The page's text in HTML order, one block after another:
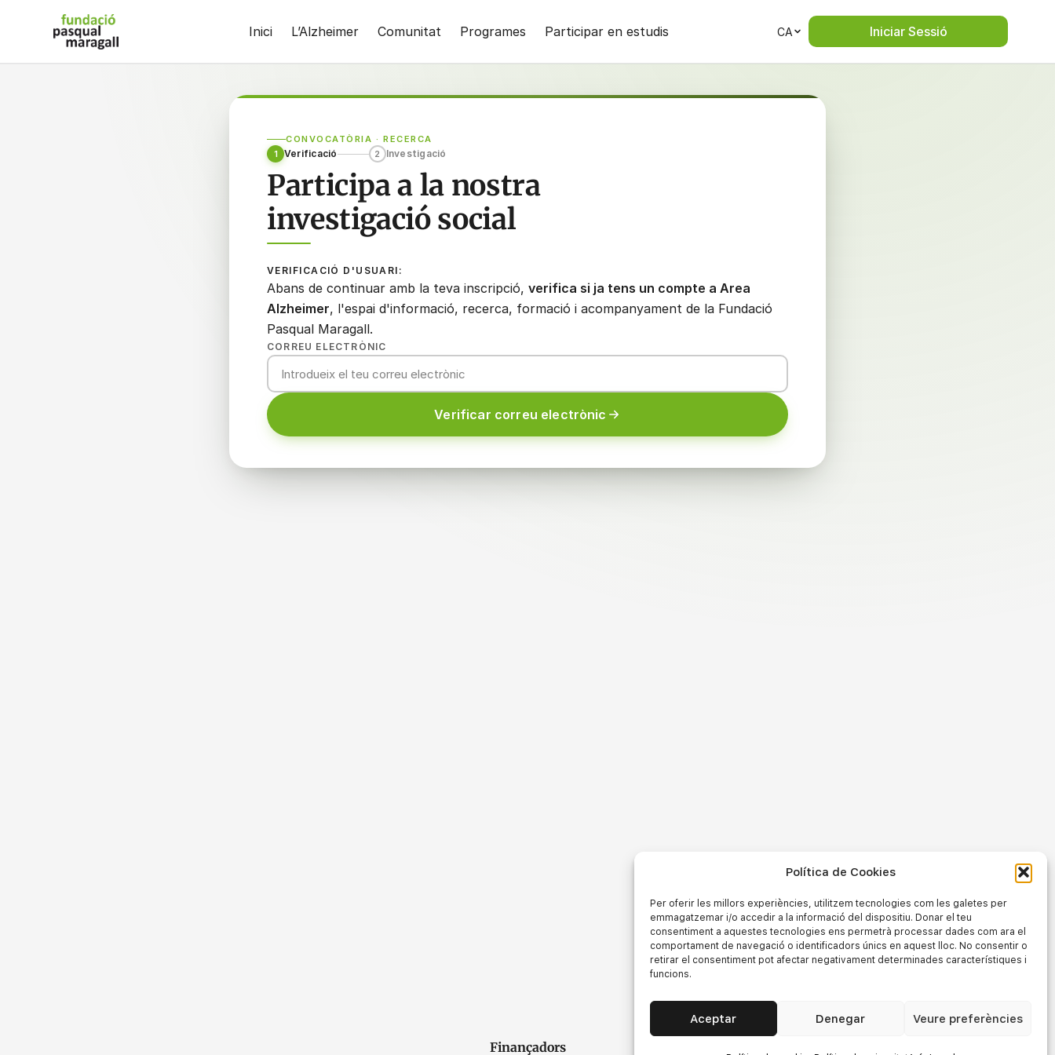
Política de Cookies
Per oferir les millors experiències, utilitzem tecnologies com les galetes per
emmagatzemar i/o accedir a la informació del dispositiu. Donar el teu
consentiment a aquestes tecnologies ens permetrà processar dades com ara el
comportament de navegació o identificadors únics en aquest lloc. No consentir o
retirar el consentiment pot afectar negativament determinades característiques i
funcions.
Aceptar Denegar Veure preferències
contingut
Inici L’Alzheimer Comunitat Programes Participar en estudis CA Iniciar Sessió
CONVOCATÒRIA · RECERCA
1
Verificació 2 Investigació
Participa a la nostra
investigació social
VERIFICACIÓ D'USUARI:
Abans de continuar amb la teva inscripció, verifica si ja tens un compte a Area
Alzheimer, l'espai d'informació, recerca, formació i acompanyament de la Fundació
Pasqual Maragall.
CORREU ELECTRÒNIC
Verificar correu electrònic
Finançadors